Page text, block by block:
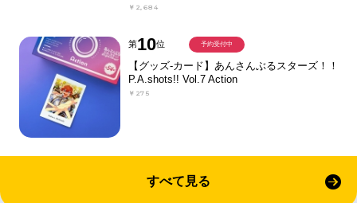
￥2,684
第10位
【グッズ-カード】あんさんぶるスターズ！！
P.A.shots!! Vol.7 Action
￥275
予約受付中
すべて見る